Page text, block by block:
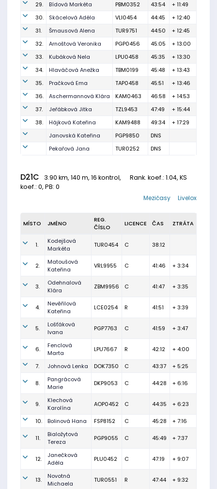
29.
Bídová Markéta PBM0352 43:54
+ 11:49
30.
Skácelová Adéla VLI0454 44:45
+ 12:40
31.
Šmausová Alena TUR9751 44:50
+ 12:45
32.
Arnoštová Veronika PGP0456 45:05
+ 13:00
33.
Kubáková Nela LPU0458 45:35
+ 13:30
34.
Hlaváčová Anežka TBM0199 45:48
+ 13:43
35.
Pračková Ema TAP0458 45:51
+ 13:46
36.
Aschermannová Klára KAM0463 46:58
+ 14:53
37.
Jeřábková Jitka TZL9453 47:49
+ 15:44
38.
Hájková Kateřina KAM9488 49:34
+ 17:29
Janovská Kateřina
PGP9850
DNS
Pekařová Jana
TUR0252 DNS
D21C 3.90 km, 140 m, 16 kontrol, Rank. koef.: 1.04, KS
koef.: 0, PB: 0
Livelox
Mezičasy
MÍSTO JMÉNO
REG.
ČÍSLO
LICENCE ČAS ZTRÁTA
1.
Kodejšová
Markéta
TUR0454 C 38:12
2.
Matoušová
Kateřina
VRL9955 C 41:46 + 3:34
3.
Odehnalová
Klára
ZBM9956 C 41:47 + 3:35
4.
Nevěřilová
Kateřina
LCE0254 R 41:51 + 3:39
5.
Lošťáková
Ivana
PGP7763 C 41:59 + 3:47
6.
Fenclová
Marta
LPU7667 R 42:12 + 4:00
7. Johnová Lenka DOK7350 C 43:37 + 5:25
8.
Pangrácová
Marie
DKP9053 C 44:28 + 6:16
9.
Klechová
Karolína
AOP0452 C 44:35 + 6:23
10. Bolinová Hana FSP8152 C 45:28 + 7:16
11.
Bialožytová
Tereza
PGP9055 C 45:49 + 7:37
12.
Janečková
Adéla
PLU0452 C 47:19 + 9:07
13.
Novotná
Michaela
TUR0551 R 47:44 + 9:32